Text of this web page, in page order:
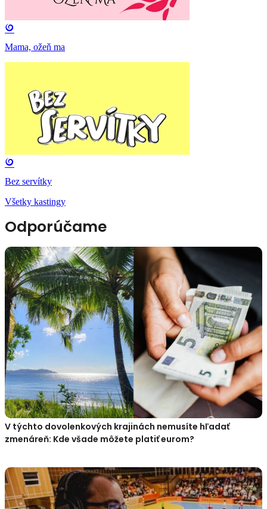
Mama, ožeň ma
Bez servítky
Všetky kastingy
Odporúčame
V týchto dovolenkových krajinách nemusíte hľadať
zmenáreň: Kde všade môžete platiť eurom?